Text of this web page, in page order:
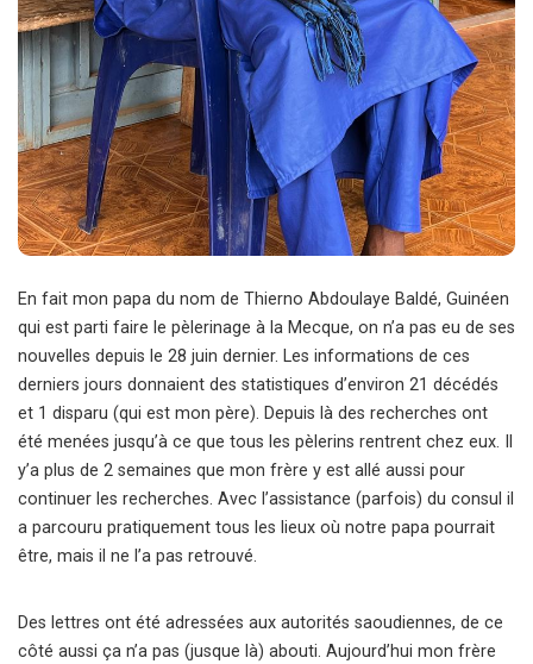
En fait mon papa du nom de Thierno Abdoulaye Baldé, Guinéen
qui est parti faire le pèlerinage à la Mecque, on n’a pas eu de ses
nouvelles depuis le 28 juin dernier. Les informations de ces
derniers jours donnaient des statistiques d’environ 21 décédés
et 1 disparu (qui est mon père). Depuis là des recherches ont
été menées jusqu’à ce que tous les pèlerins rentrent chez eux. Il
y’a plus de 2 semaines que mon frère y est allé aussi pour
continuer les recherches. Avec l’assistance (parfois) du consul il
a parcouru pratiquement tous les lieux où notre papa pourrait
être, mais il ne l’a pas retrouvé.
Des lettres ont été adressées aux autorités saoudiennes, de ce
côté aussi ça n’a pas (jusque là) abouti. Aujourd’hui mon frère